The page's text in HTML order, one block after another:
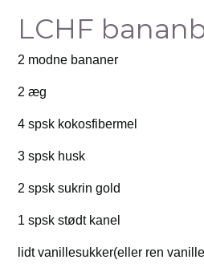
LCHF
2 modne bananer
2 æg
4 spsk kokosfibermel
3 spsk husk
2 spsk sukrin gold
1 spsk stødt kanel
lidt vanillesukker(eller ren